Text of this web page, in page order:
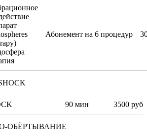
Абонемент на 6 процедур
90 мин 3500 руб
ОБЁРТЫВАНИЕ